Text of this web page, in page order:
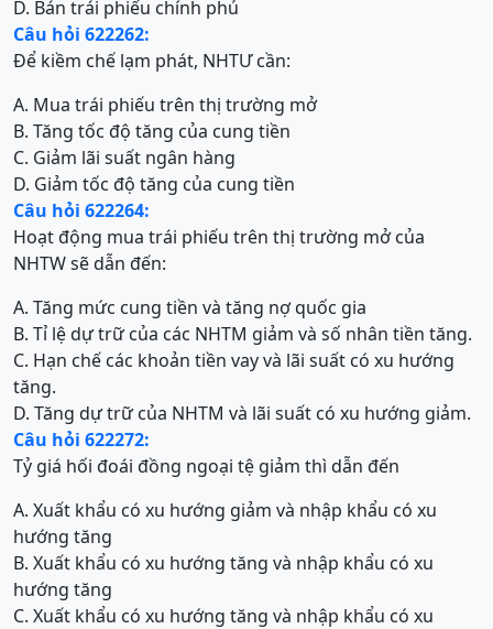
D. Bán trái phiếu chính phủ
Câu hỏi 622262:
Để kiềm chế lạm phát, NHTƯ cần:
A. Mua trái phiếu trên thị trường mở
B. Tăng tốc độ tăng của cung tiền
C. Giảm lãi suất ngân hàng
D. Giảm tốc độ tăng của cung tiền
Câu hỏi 622264:
Hoạt động mua trái phiếu trên thị trường mở của
NHTW sẽ dẫn đến:
A. Tăng mức cung tiền và tăng nợ quốc gia
B. Tỉ lệ dự trữ của các NHTM giảm và số nhân tiền tăng.
C. Hạn chế các khoản tiền vay và lãi suất có xu hướng
tăng.
D. Tăng dự trữ của NHTM và lãi suất có xu hướng giảm.
Câu hỏi 622272:
Tỷ giá hối đoái đồng ngoại tệ giảm thì dẫn đến
A. Xuất khẩu có xu hướng giảm và nhập khẩu có xu
hướng tăng
B. Xuất khẩu có xu hướng tăng và nhập khẩu có xu
hướng tăng
C. Xuất khẩu có xu hướng tăng và nhập khẩu có xu